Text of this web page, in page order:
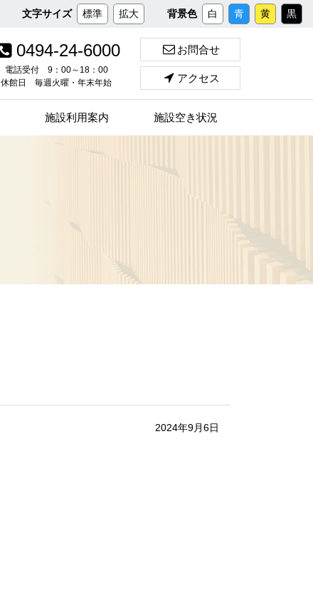
コ
ン
テ
ン
文字サイズ 標準 拡大 背景色 白 青 黄 黒
0494-24-6000
電話受付 9：00～18：00
休館日 毎週火曜・年末年始
お問合せ
アクセス
施設利用案内 施設空き状況
2024年9月6日